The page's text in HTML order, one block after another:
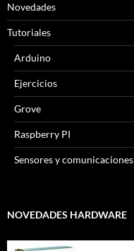
Novedades
Tutoriales
Arduino
Ejercicios
Grove
Raspberry PI
Sensores y comunicaciones
NOVEDADES HARDWARE